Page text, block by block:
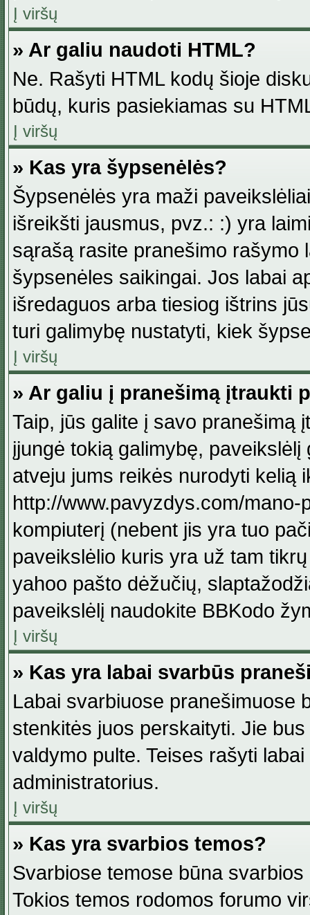
Į viršų
» Ar galiu naudoti HTML?
Ne. Rašyti HTML kodų šioje
būdų, kuris pasiekiamas su
Į viršų
» Kas yra šypsenėlės?
Šypsenėlės yra maži
išreikšti jausmus, pvz.: :) yra
sąrašą rasite pranešimo rašymo
šypsenėles saikingai. Jos labai
išredaguos arba tiesiog ištrins
turi galimybę nustatyti, kiek
Į viršų
» Ar galiu į pranešimą įtraukti
Taip, jūs galite į savo pranešimą
įjungė tokią galimybę,
atveju jums reikės nurodyti kelią
http://www.pavyzdys.com/
kompiuterį (nebent jis yra tuo
paveikslėlio kuris yra už tam
yahoo pašto dėžučių,
paveikslėlį naudokite BBKodo
Į viršų
» Kas yra labai svarbūs
Labai svarbiuose pranešimuose
stenkitės juos perskaityti. Jie
valdymo pulte. Teises rašyti
administratorius.
Į viršų
» Kas yra svarbios temos?
Svarbiose temose būna
Tokios temos rodomos forumo